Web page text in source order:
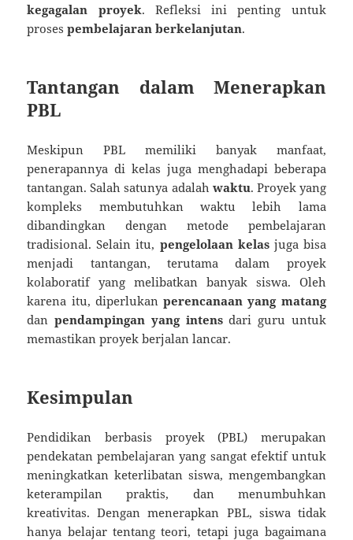
kegagalan proyek. Refleksi ini penting untuk
prosespembelajaran berkelanjutan.
Tantangan dalam Menerapkan
PBL
Meskipun PBL memiliki banyak manfaat,
penerapannya di kelas juga menghadapi beberapa
tantangan. Salah satunya adalah waktu. Proyek yang
kompleks membutuhkan waktu lebih lama
dibandingkan dengan metode pembelajaran
tradisional. Selain itu, pengelolaan kelasjuga bisa
menjadi tantangan, terutama dalam proyek
kolaboratif yang melibatkan banyak siswa. Oleh
karena itu, diperlukanperencanaan yang matang
danpendampingan yang intensdari guru untuk
memastikan proyek berjalan lancar.
Kesimpulan
Pendidikan berbasis proyek (PBL) merupakan
pendekatan pembelajaran yang sangat efektif untuk
meningkatkan keterlibatan siswa, mengembangkan
keterampilan praktis, dan menumbuhkan
kreativitas. Dengan menerapkan PBL, siswa tidak
hanya belajar tentang teori, tetapi juga bagaimana